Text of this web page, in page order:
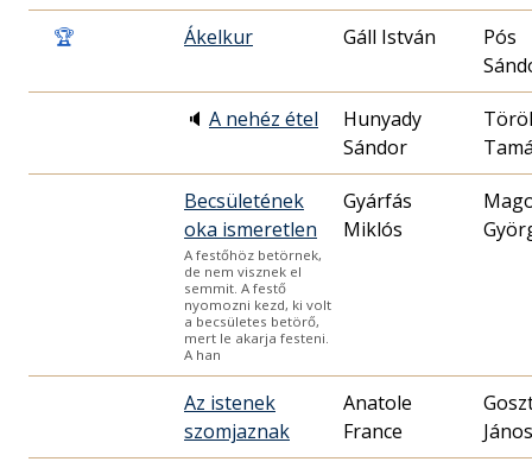
🏆 Ákelkur Gáll István
Pós
🔈 A nehéz étel
Hunyady
Sándor
Becsületének
oka ismeretlen
A festőhöz betörnek,
de nem visznek el
semmit. A festő
nyomozni kezd, ki volt
a becsületes betörő,
mert le akarja festeni.
A han
Gyárfás
Miklós
Az istenek
szomjaznak
Anatole
France
János